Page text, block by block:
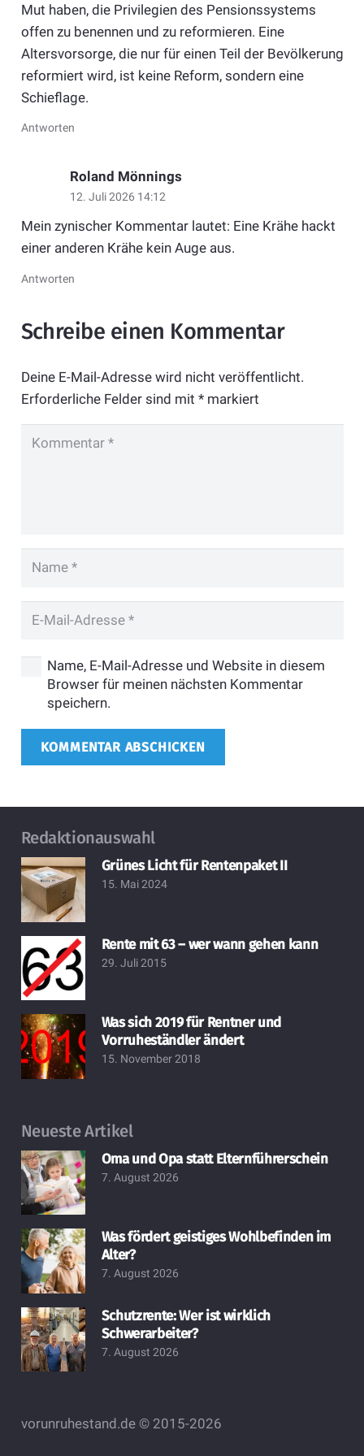
Mut haben, die Privilegien des Pensionssystems
offen zu benennen und zu reformieren. Eine
Altersvorsorge, die nur für einen Teil der Bevölkerung
reformiert wird, ist keine Reform, sondern eine
Schieflage.
Antworten
Roland Mönnings
12. Juli 2026 14:12
Mein zynischer Kommentar lautet: Eine Krähe hackt
einer anderen Krähe kein Auge aus.
Antworten
Schreibe einen Kommentar
Deine E-Mail-Adresse wird nicht veröffentlicht.
Erforderliche Felder sind mit *markiert
Name, E-Mail-Adresse und Website in diesem
Browser für meinen nächsten Kommentar
speichern.
KOMMENTAR ABSCHICKEN
Redaktionauswahl
Grünes Licht für Rentenpaket II
15. Mai 2024
Rente mit 63 – wer wann gehen kann
29. Juli 2015
Was sich 2019 für Rentner und
Vorruheständler ändert
15. November 2018
Neueste Artikel
Oma und Opa statt Elternführerschein
7. August 2026
Was fördert geistiges Wohlbefinden im
Alter?
7. August 2026
Schutzrente: Wer ist wirklich
Schwerarbeiter?
7. August 2026
vorunruhestand.de © 2015-2026